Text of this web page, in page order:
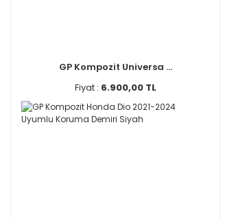
GP Kompozit Universa ...
Fiyat : 6.900,00 TL